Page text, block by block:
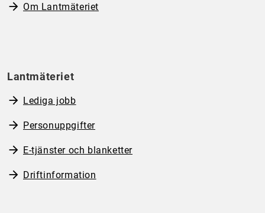
Om Lantmäteriet
Lantmäteriet
Lediga jobb
Personuppgifter
E-tjänster och blanketter
Driftinformation